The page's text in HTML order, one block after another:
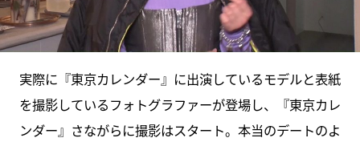
実際に『東京カレンダー』に出演しているモデルと表紙
を撮影しているフォトグラファーが登場し、『東京カレ
ンダー』さながらに撮影はスタート。本当のデートのよ